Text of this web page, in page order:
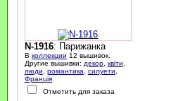
N-1916: Парижанка
В коллекции 12 вышивок.
Другие вышивки: декор, квіти,
люди, романтика, силуети,
Франція
Отметить для заказа